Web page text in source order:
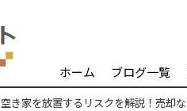
ホーム ブログ一覧
空き家を放置するリスクを解説！売却